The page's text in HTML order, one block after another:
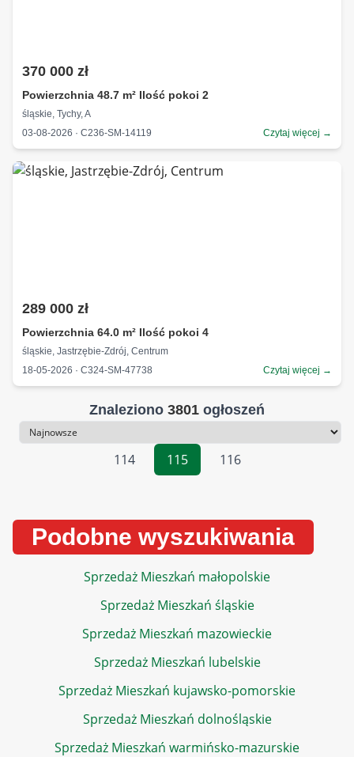
370 000 zł
Powierzchnia 48.7 m² Ilość pokoi 2
śląskie, Tychy, A
03-08-2026 · C236-SM-14119
Czytaj więcej →
289 000 zł
Powierzchnia 64.0 m² Ilość pokoi 4
śląskie, Jastrzębie-Zdrój, Centrum
18-05-2026 · C324-SM-47738
Czytaj więcej →
Znaleziono 3801 ogłoszeń
Sortowanie
114
115 116
Podobne wyszukiwania
Sprzedaż Mieszkań małopolskie
Sprzedaż Mieszkań śląskie
Sprzedaż Mieszkań mazowieckie
Sprzedaż Mieszkań lubelskie
Sprzedaż Mieszkań kujawsko-pomorskie
Sprzedaż Mieszkań dolnośląskie
Sprzedaż Mieszkań warmińsko-mazurskie